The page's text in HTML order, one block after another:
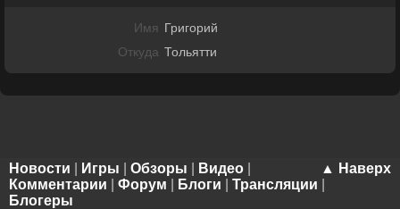
Имя Григорий
Откуда Тольятти
▲ Наверх
Новости Игры Обзоры Видео
Комментарии
Форум Блоги Трансляции
Блогеры